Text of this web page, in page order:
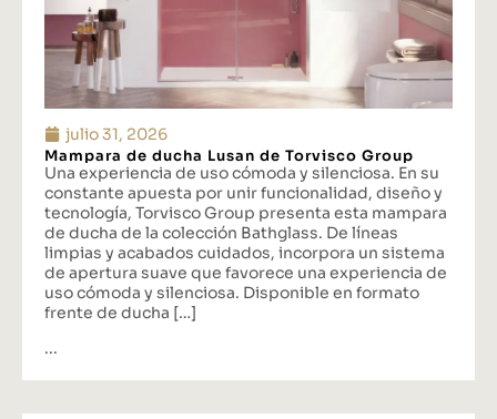
julio 31, 2026
Mampara de ducha Lusan de Torvisco Group
Una experiencia de uso cómoda y silenciosa. En su
constante apuesta por unir funcionalidad, diseño y
tecnología, Torvisco Group presenta esta mampara
de ducha de la colección Bathglass. De líneas
limpias y acabados cuidados, incorpora un sistema
de apertura suave que favorece una experiencia de
uso cómoda y silenciosa. Disponible en formato
frente de ducha […]
...